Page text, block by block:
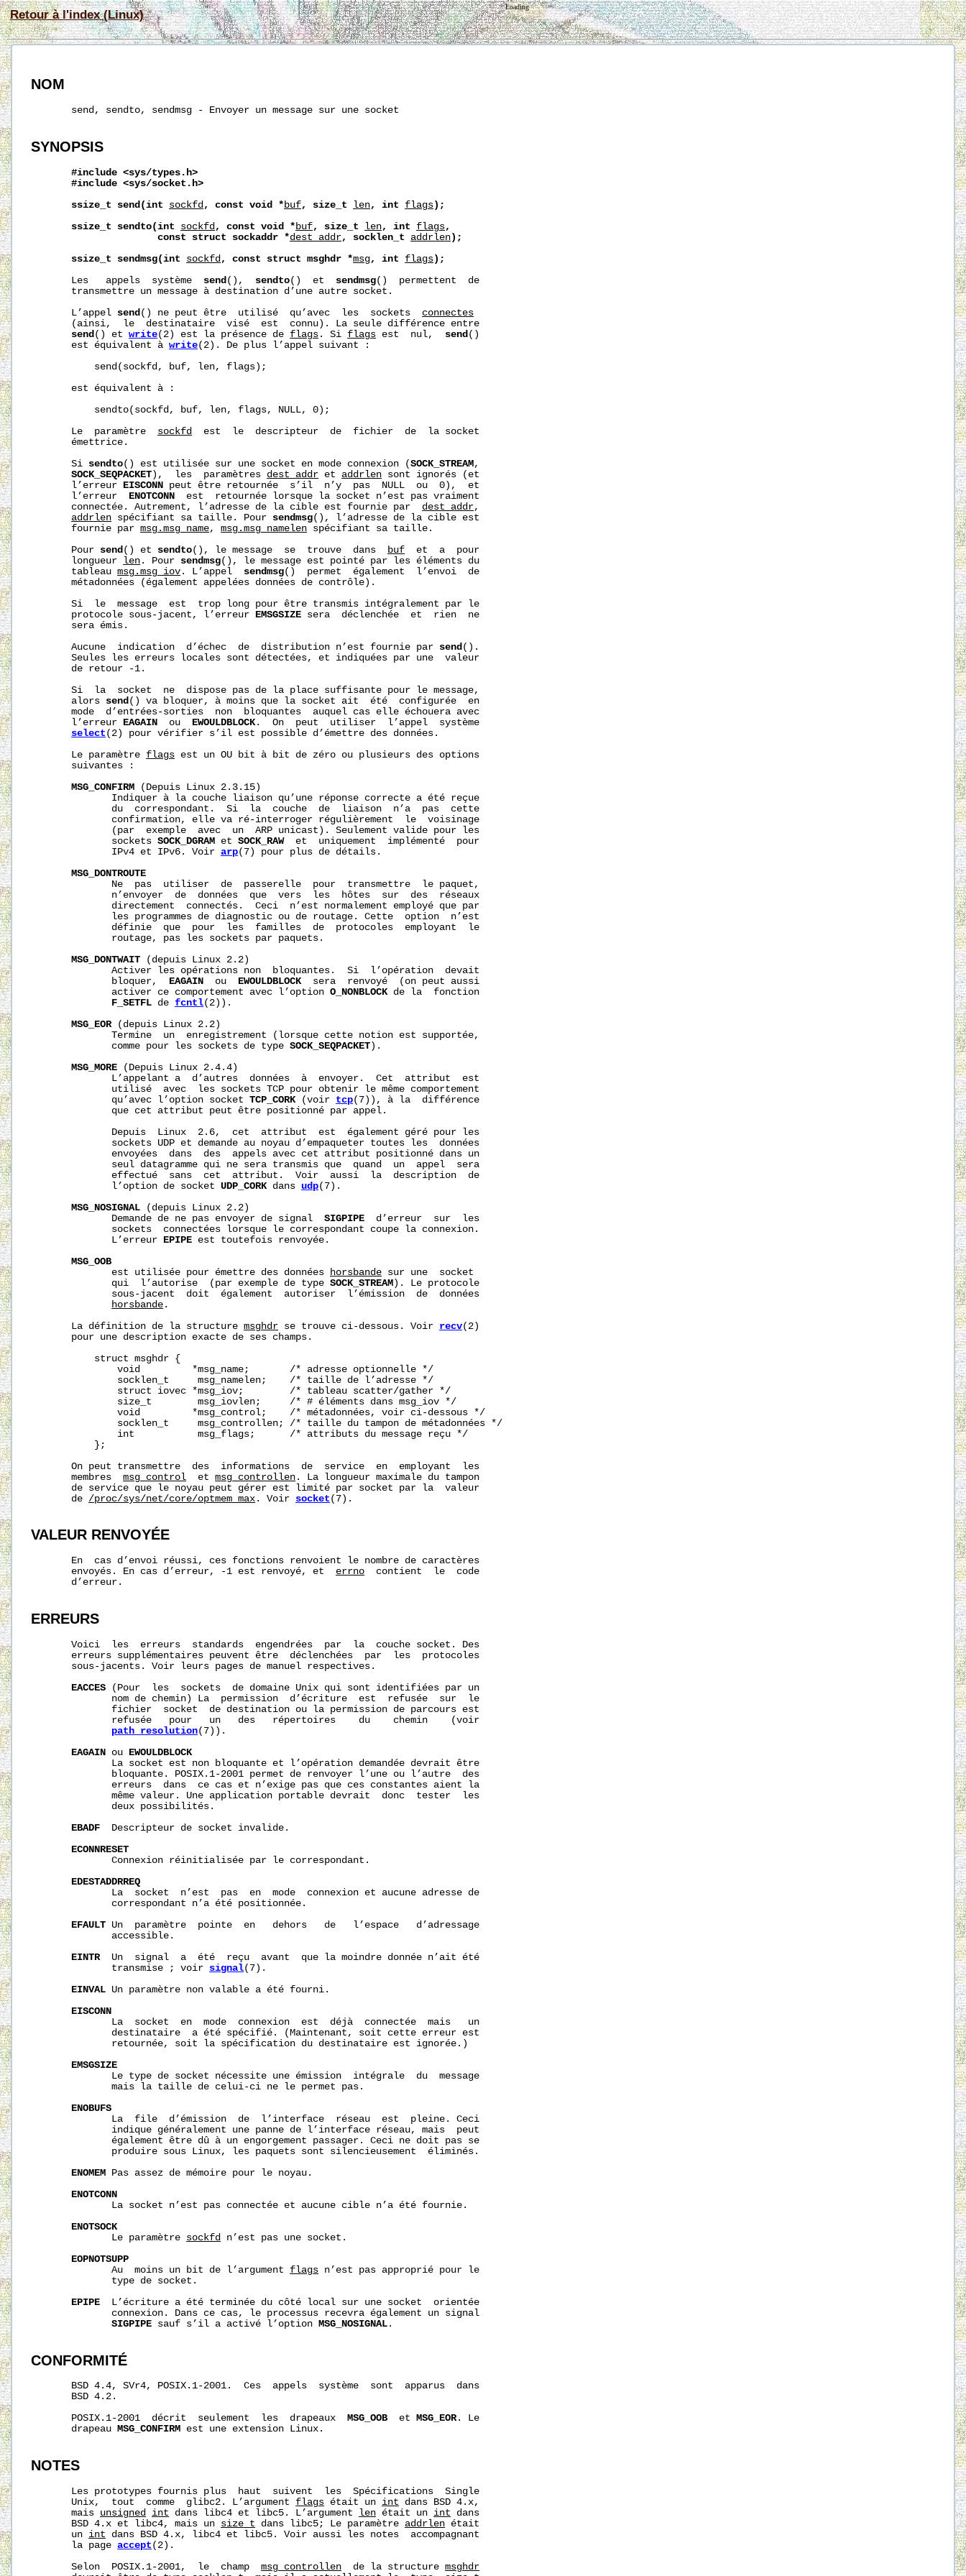
Retour à l'index (Linux)
Loading
NOM
       send, sendto, sendmsg - Envoyer un message sur une socket
SYNOPSIS
#include <sys/types.h>
#include <sys/socket.h>
ssize_t
send(int sockfd , const void * buf, size_t len, int flags);
ssize_t
sendto(int sockfd , const void * buf, size_t len, int flags,
const
struct sockaddr *dest_addr, socklen_t addrlen);
ssize_t
sendmsg(int sockfd , const struct msghdr *msg, int flags);
       Les   appels  système
send (), sendto()  et sendmsg()  permettent  de
       transmettre un message à destination d’une autre socket.
       L’appel
send () ne peut être  utilisé  qu’avec  les  sockets connectes
       (ainsi,  le  destinataire  visé  est  connu). La seule différence entre
send () et write(2) est la présence de flags . Si flags est  nul, send ()
       est équivalent à
write(2). De plus l’appel suivant :
           send(sockfd, buf, len, flags);
       est équivalent à :
           sendto(sockfd, buf, len, flags, NULL, 0);
       Le  paramètre
sockfd
  est  le  descripteur  de  fichier  de  la socket
       émettrice.
       Si
sendto() est utilisée sur une socket en mode connexion (SOCK_STREAM,
SOCK_SEQPACKET),  les  paramètres dest_addr et addrlen sont ignorés (et
       l’erreur
EISCONN peut être retournée  s’il  n’y  pas  NULL  ou  0),  et
       l’erreur
ENOTCONN
  est  retournée lorsque la socket n’est pas vraiment
       connectée. Autrement, l’adresse de la cible est fournie par
dest_addr,
addrlen spécifiant sa taille. Pour sendmsg(), l’adresse de la cible est
       fournie par
msg.msg_name, msg.msg_namelen spécifiant sa taille.
       Pour
send () et sendto(), le message  se  trouve  dans buf
  et  a  pour
       longueur
len . Pour sendmsg(), le message est pointé par les éléments du
       tableau
msg.msg_iov . L’appel sendmsg()  permet  également  l’envoi  de
       métadonnées (également appelées données de contrôle).
       Si  le  message  est  trop long pour être transmis intégralement par le
       protocole sous‐jacent, l’erreur
EMSGSIZE sera  déclenchée  et  rien  ne
       sera émis.
       Aucune  indication  d’échec  de  distribution n’est fournie par
send ().
       Seules les erreurs locales sont détectées, et indiquées par une  valeur
       de retour -1.
       Si  la  socket  ne  dispose pas de la place suffisante pour le message,
       alors
send () va bloquer, à moins que la socket ait  été  configurée  en
       mode  d’entrées-sorties  non  bloquantes  auquel cas elle échouera avec
       l’erreur
EAGAIN
  ou
EWOULDBLOCK.  On  peut  utiliser  l’appel  système
select (2) pour vérifier s’il est possible d’émettre des données.
       Le paramètre
flags est un OU bit à bit de zéro ou plusieurs des options
       suivantes :
MSG_CONFIRM (Depuis Linux 2.3.15)
              Indiquer à la couche liaison qu’une réponse correcte a été reçue
              du  correspondant.  Si  la  couche  de  liaison  n’a  pas  cette
              confirmation, elle va ré-interroger régulièrement  le  voisinage
              (par  exemple  avec  un  ARP unicast). Seulement valide pour les
              sockets
SOCK_DGRAM et SOCK_RAW
  et  uniquement  implémenté  pour
              IPv4 et IPv6. Voir
arp(7) pour plus de détails.
MSG_DONTROUTE
              Ne  pas  utiliser  de  passerelle  pour  transmettre  le paquet,
              n’envoyer  de  données  que  vers  les  hôtes  sur  des  réseaux
              directement  connectés.  Ceci  n’est normalement employé que par
              les programmes de diagnostic ou de routage. Cette  option  n’est
              définie  que  pour  les  familles  de  protocoles  employant  le
              routage, pas les sockets par paquets.
MSG_DONTWAIT (depuis Linux 2.2)
              Activer les opérations non  bloquantes.  Si  l’opération  devait
              bloquer,
EAGAIN
  ou
EWOULDBLOCK
  sera  renvoyé  (on peut aussi
              activer ce comportement avec l’option
O_NONBLOCK de la  fonction
F_SETFL de fcntl(2)).
MSG_EOR (depuis Linux 2.2)
              Termine  un  enregistrement (lorsque cette notion est supportée,
              comme pour les sockets de type
SOCK_SEQPACKET).
MSG_MORE (Depuis Linux 2.4.4)
              L’appelant a  d’autres  données  à  envoyer.  Cet  attribut  est
              utilisé  avec  les sockets TCP pour obtenir le même comportement
              qu’avec l’option socket
TCP_CORK (voir tcp(7)), à la  différence
              que cet attribut peut être positionné par appel.
              Depuis  Linux  2.6,  cet  attribut  est  également géré pour les
              sockets UDP et demande au noyau d’empaqueter toutes les  données
              envoyées  dans  des  appels avec cet attribut positionné dans un
              seul datagramme qui ne sera transmis que  quand  un  appel  sera
              effectué  sans  cet  attribut.  Voir  aussi  la  description  de
              l’option de socket
UDP_CORK dans udp(7).
MSG_NOSIGNAL (depuis Linux 2.2)
              Demande de ne pas envoyer de signal
SIGPIPE
  d’erreur  sur  les
              sockets  connectées lorsque le correspondant coupe la connexion.
              L’erreur
EPIPE est toutefois renvoyée.
MSG_OOB
              est utilisée pour émettre des données
horsbande sur une  socket
              qui  l’autorise  (par exemple de type
SOCK_STREAM). Le protocole
              sous‐jacent  doit  également  autoriser  l’émission  de  données
horsbande .
       La définition de la structure
msghdr se trouve ci-dessous. Voir recv(2)
       pour une description exacte de ses champs.
           struct msghdr {
               void         *msg_name;       /* adresse optionnelle */
               socklen_t     msg_namelen;    /* taille de l’adresse */
               struct iovec *msg_iov;        /* tableau scatter/gather */
               size_t        msg_iovlen;     /* # éléments dans msg_iov */
               void         *msg_control;    /* métadonnées, voir ci‐dessous */
               socklen_t     msg_controllen; /* taille du tampon de métadonnées */
               int           msg_flags;      /* attributs du message reçu */
           };
       On peut transmettre  des  informations  de  service  en  employant  les
       membres
msg_control
  et
msg_controllen . La longueur maximale du tampon
       de service que le noyau peut gérer est limité par socket par la  valeur
       de
/proc/sys/net/core/optmem_max . Voir socket (7).
VALEUR RENVOYÉE
       En  cas d’envoi réussi, ces fonctions renvoient le nombre de caractères
       envoyés. En cas d’erreur, -1 est renvoyé, et
errno
  contient  le  code
       d’erreur.
ERREURS
       Voici  les  erreurs  standards  engendrées  par  la  couche socket. Des
       erreurs supplémentaires peuvent être  déclenchées  par  les  protocoles
       sous-jacents. Voir leurs pages de manuel respectives.
EACCES (Pour  les  sockets  de domaine Unix qui sont identifiées par un
              nom de chemin) La  permission  d’écriture  est  refusée  sur  le
              fichier  socket  de destination ou la permission de parcours est
              refusée   pour   un   des   répertoires    du    chemin    (voir
path_resolution(7)).
EAGAIN
ou
EWOULDBLOCK
              La socket est non bloquante et l’opération demandée devrait être
              bloquante. POSIX.1-2001 permet de renvoyer l’une ou l’autre  des
              erreurs  dans  ce cas et n’exige pas que ces constantes aient la
              même valeur. Une application portable devrait  donc  tester  les
              deux possibilités.
EBADF
  Descripteur de socket invalide.
ECONNRESET
              Connexion réinitialisée par le correspondant.
EDESTADDRREQ
              La  socket  n’est  pas  en  mode  connexion et aucune adresse de
              correspondant n’a été positionnée.
EFAULT Un  paramètre  pointe  en   dehors   de   l’espace   d’adressage
              accessible.
EINTR
  Un  signal  a  été  reçu  avant  que la moindre donnée n’ait été
              transmise ; voir
signal(7).
EINVAL Un paramètre non valable a été fourni.
EISCONN
              La  socket  en  mode  connexion  est  déjà  connectée  mais   un
              destinataire  a été spécifié. (Maintenant, soit cette erreur est
              retournée, soit la spécification du destinataire est ignorée.)
EMSGSIZE
              Le type de socket nécessite une émission  intégrale  du  message
              mais la taille de celui-ci ne le permet pas.
ENOBUFS
              La  file  d’émission  de  l’interface  réseau  est  pleine. Ceci
              indique généralement une panne de l’interface réseau, mais  peut
              également être dû à un engorgement passager. Ceci ne doit pas se
              produire sous Linux, les paquets sont silencieusement  éliminés.
ENOMEM Pas assez de mémoire pour le noyau.
ENOTCONN
              La socket n’est pas connectée et aucune cible n’a été fournie.
ENOTSOCK
              Le paramètre
sockfd
n’est pas une socket.
EOPNOTSUPP
              Au  moins un bit de l’argument
flags n’est pas approprié pour le
              type de socket.
EPIPE
  L’écriture a été terminée du côté local sur une socket  orientée
              connexion. Dans ce cas, le processus recevra également un signal
SIGPIPE sauf s’il a activé l’option MSG_NOSIGNAL .
CONFORMITÉ
       BSD 4.4, SVr4, POSIX.1-2001.  Ces  appels  système  sont  apparus  dans
       BSD 4.2.
       POSIX.1-2001  décrit  seulement  les  drapeaux
MSG_OOB
  et
MSG_EOR. Le
       drapeau
MSG_CONFIRM est une extension Linux.
NOTES
       Les prototypes fournis plus  haut  suivent  les  Spécifications  Single
       Unix,  tout  comme  glibc2. L’argument
flags était un int dans BSD 4.x,
       mais
unsigned int dans libc4 et libc5. L’argument len était un int dans
       BSD 4.x et libc4, mais un
size_t dans libc5; Le paramètre addrlen était
       un
int dans BSD 4.x, libc4 et libc5. Voir aussi les notes  accompagnant
       la page
accept (2).
       Selon  POSIX.1-2001,  le  champ
msg_controllen
  de la structure
msghdr